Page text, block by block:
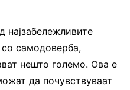
најзабележливите
со самодоверба,
нешто големо. Ова е
да почувствуваат